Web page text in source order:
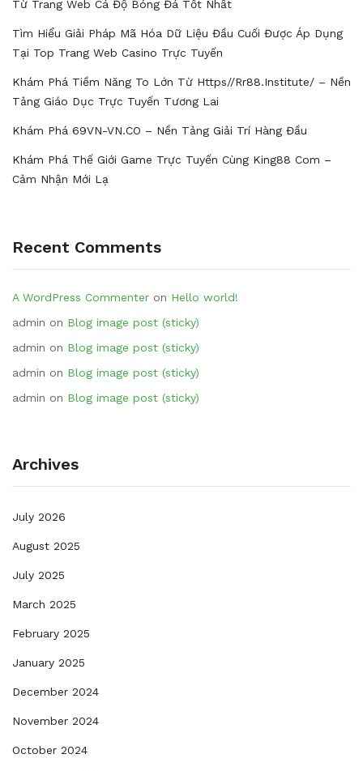
Từ Trang Web Cá Độ Bóng Đá Tốt Nhất
Tìm Hiểu Giải Pháp Mã Hóa Dữ Liệu Đầu Cuối Được Áp Dụng
Tại Top Trang Web Casino Trực Tuyến
Khám Phá Tiềm Năng To Lớn Từ Https//rr88.institute/ – Nền
Tảng Giáo Dục Trực Tuyến Tương Lai
Khám Phá 69VN-VN.CO – Nền Tảng Giải Trí Hàng Đầu
Khám Phá Thế Giới Game Trực Tuyến Cùng King88 Com –
Cảm Nhận Mới Lạ
Recent Comments
A WordPress Commenter on Hello world!
admin on Blog image post (sticky)
admin on Blog image post (sticky)
admin on Blog image post (sticky)
admin on Blog image post (sticky)
Archives
July 2026
August 2025
July 2025
March 2025
February 2025
January 2025
December 2024
November 2024
October 2024